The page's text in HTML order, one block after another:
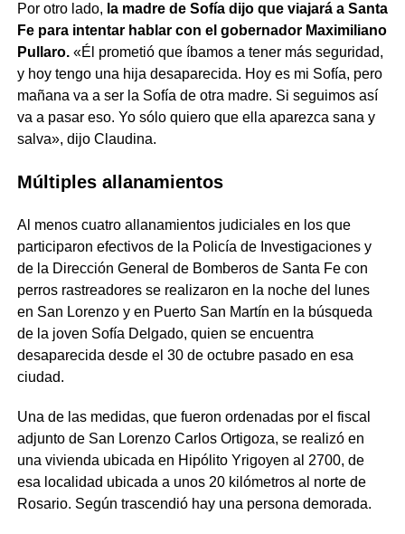
Por otro lado, la madre de Sofía dijo que viajará a Santa
Fe para intentar hablar con el gobernador Maximiliano
Pullaro.«Él prometió que íbamos a tener más seguridad,
y hoy tengo una hija desaparecida. Hoy es mi Sofía, pero
mañana va a ser la Sofía de otra madre. Si seguimos así
va a pasar eso. Yo sólo quiero que ella aparezca sana y
salva», dijo Claudina.
Múltiples allanamientos
Al menos cuatro allanamientos judiciales en los que
participaron efectivos de la Policía de Investigaciones y
de la Dirección General de Bomberos de Santa Fe con
perros rastreadores se realizaron en la noche del lunes
en San Lorenzo y en Puerto San Martín en la búsqueda
de la joven Sofía Delgado, quien se encuentra
desaparecida desde el 30 de octubre pasado en esa
ciudad.
Una de las medidas, que fueron ordenadas por el fiscal
adjunto de San Lorenzo Carlos Ortigoza, se realizó en
una vivienda ubicada en Hipólito Yrigoyen al 2700, de
esa localidad ubicada a unos 20 kilómetros al norte de
Rosario. Según trascendió hay una persona demorada.